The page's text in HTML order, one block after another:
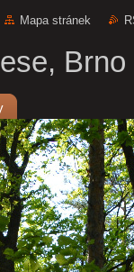
Mapa stránek
Brno